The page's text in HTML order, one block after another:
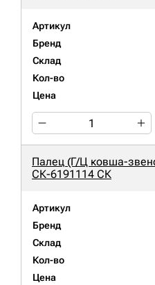
Артикул
Бренд
Склад
Кол-во
Цена
Палец (Г/Ц ковша-
СК-6191114 СК
Артикул
Бренд
Склад
Кол-во
Цена